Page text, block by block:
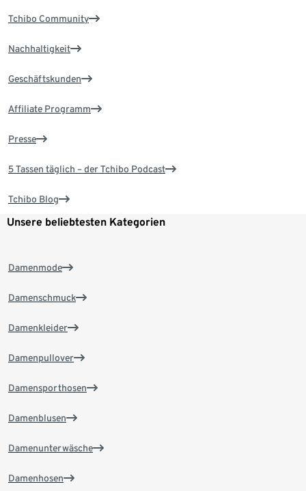
Tchibo Community
Nachhaltigkeit
Geschäftskunden
Affiliate Programm
Presse
5 Tassen täglich – der Tchibo Podcast
Tchibo Blog
Unsere beliebtesten Kategorien
Damenmode
Damenschmuck
Damenkleider
Damenpullover
Damensporthosen
Damenblusen
Damenunterwäsche
Damenhosen